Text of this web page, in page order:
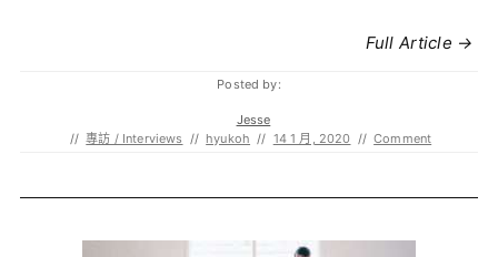
Full Article →
Posted by:
Jesse
// 專訪 / Interviews // hyukoh // 14 1 月, 2020 // Comment